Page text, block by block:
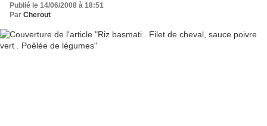
Publié le 14/06/2008 à 18:51
Par Cherout